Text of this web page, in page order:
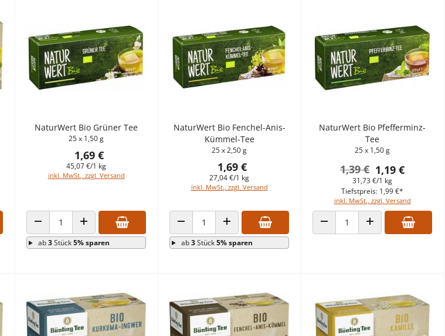
NaturWert Bio Grüner Tee
25 x 1,50 g
1,69 €
45,07 €/1 kg
inkl. MwSt., zzgl. Versand
ANZAHL VERRINGERNANZAHL ERHÖHEN
ab3Stück5% sparen
NaturWert Bio Fenchel-Anis-
Kümmel-Tee
25 x 2,50 g
1,69 €
27,04 €/1 kg
inkl. MwSt., zzgl. Versand
ANZAHL VERRINGERNANZAHL ERHÖHEN
ab3Stück5% sparen
NaturWert Bio Pfefferminz-
Tee
25 x 1,50 g
1,19 €
1,39 €
31,73 €/1 kg
inkl. MwSt., zzgl. Versand
Tiefstpreis: 1,99 €*
ANZAHL VERRINGERNANZAHL ERHÖHEN